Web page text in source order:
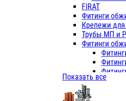
VALFEX
Трубы
Трубы
Трубы
Трубы
Трубы
FIRAT
Фитинги
Крепежи
Трубы МП и
Фитинги
Показать все